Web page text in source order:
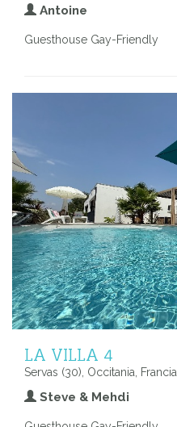
Antoine
Guesthouse Gay-Friendly
LA VILLA 4
Servas (30), Occitania, Francia
Steve & Mehdi